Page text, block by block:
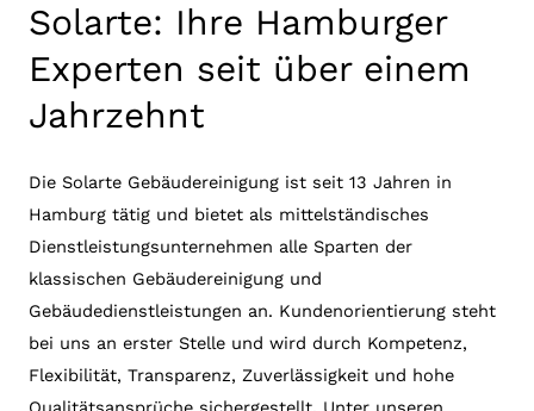
Solarte: Ihre Hamburger
Experten seit über einem
Jahrzehnt
Die Solarte Gebäudereinigung ist seit 13 Jahren in
Hamburg tätig und bietet als mittelständisches
Dienstleistungsunternehmen alle Sparten der
klassischen Gebäudereinigung und
Gebäudedienstleistungen an. Kundenorientierung steht
bei uns an erster Stelle und wird durch Kompetenz,
Flexibilität, Transparenz, Zuverlässigkeit und hohe